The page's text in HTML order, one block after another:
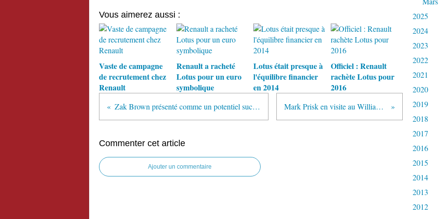
Vous aimerez aussi :
Vaste de campagne
de recrutement chez
Renault
Renault a racheté
Lotus pour un euro
symbolique
Lotus était presque à
l'équilibre financier
en 2014
Officiel : Renault
rachète Lotus pour
2016
Zak Brown présenté comme un potentiel successeur de Bernie Ecclestone Mark Prisk en visite au Williams Technology Centre
Commenter cet article
Ajouter un commentaire
2025
2024
2023
2022
2021
2020
2019
2018
2017
2016
2015
2014
2013
2012